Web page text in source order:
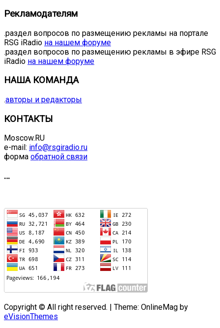
Рекламодателям
.раздел вопросов по размещению рекламы на портале
RSG iRadio на нашем форуме
.раздел вопросов по размещению рекламы в эфире RSG
iRadio на нашем форуме
НАША КОМАНДА
.авторы и редакторы
КОНТАКТЫ
Moscow.RU
e-mail: info@rsgiradio.ru
форма обратной связи
…
Copyright © All right reserved. | Theme: OnlineMag by
eVisionThemes